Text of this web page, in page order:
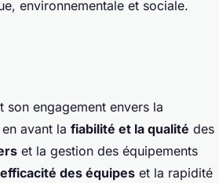
environnementale et sociale.
son engagement envers la
avant la fiabilité et la qualité des
et la gestion des équipements
des équipes et la rapidité